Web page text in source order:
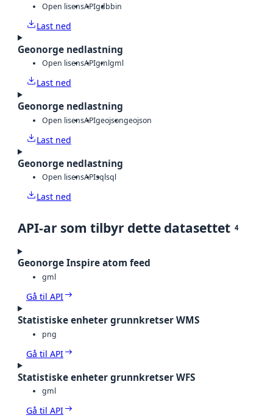
Open lisensAPIgdbbin
Last ned
Geonorge nedlastning
Open lisensAPIgmlgml
Last ned
Geonorge nedlastning
Open lisensAPIgeojsongeojson
Last ned
Geonorge nedlastning
Open lisensAPIsqlsql
Last ned
API-ar som tilbyr dette datasettet 4
Geonorge Inspire atom feed
gml
Gå til API
Statistiske enheter grunnkretser WMS
png
Gå til API
Statistiske enheter grunnkretser WFS
gml
Gå til API